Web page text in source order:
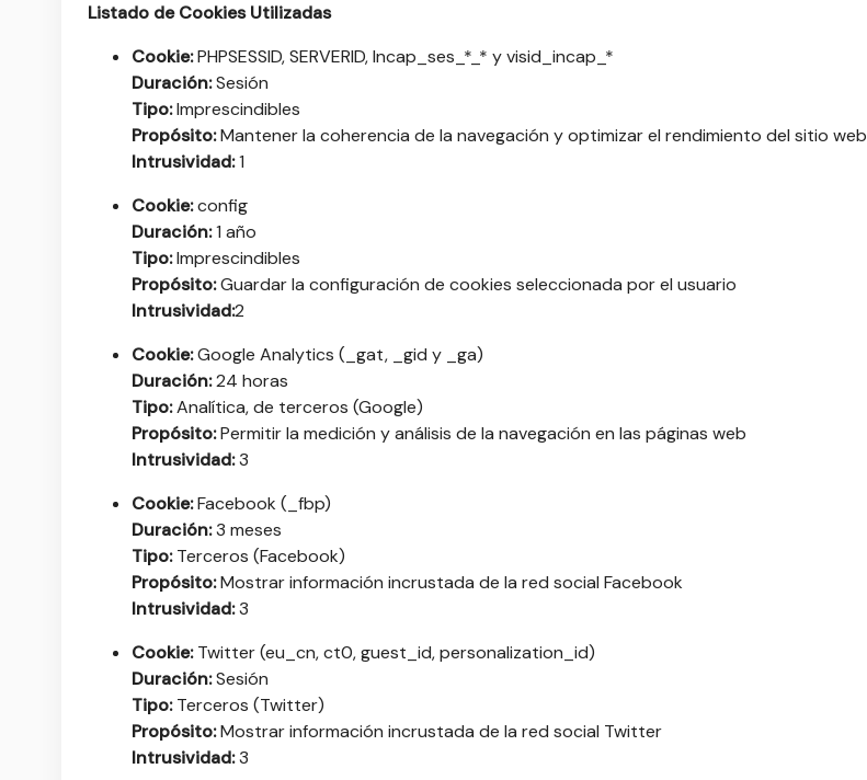
Listado de Cookies Utilizadas
Cookie:PHPSESSID, SERVERID, Incap_ses_*_* y visid_incap_*
Duración:Sesión
Tipo:Imprescindibles
Propósito:Mantener la coherencia de la navegación y optimizar el rendimiento del sitio web
Intrusividad:1
Cookie:config
Duración:1 año
Tipo:Imprescindibles
Propósito:Guardar la configuración de cookies seleccionada por el usuario
Intrusividad:2
Cookie:Google Analytics (_gat, _gid y _ga)
Duración:24 horas
Tipo:Analítica, de terceros (Google)
Propósito:Permitir la medición y análisis de la navegación en las páginas web
Intrusividad:3
Cookie:Facebook (_fbp)
Duración:3 meses
Tipo:Terceros (Facebook)
Propósito:Mostrar información incrustada de la red social Facebook
Intrusividad:3
Cookie:Twitter (eu_cn, ct0, guest_id, personalization_id)
Duración:Sesión
Tipo:Terceros (Twitter)
Propósito:Mostrar información incrustada de la red social Twitter
Intrusividad:3